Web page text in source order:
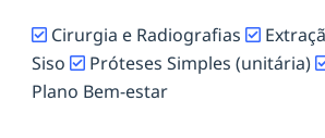
Cirurgia e Radiografias
Siso
Próteses Simples (unitária)
Plano Bem-estar